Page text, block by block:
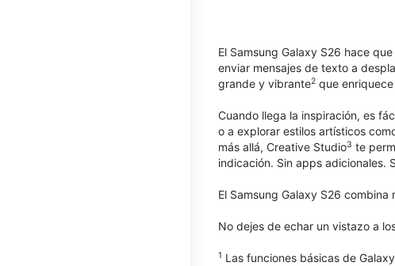
El Samsung Galaxy S26 hace
enviar mensajes de texto a
grande y vibrante2 que
Cuando llega la inspiración, es
o a explorar estilos artísticos
más allá, Creative Studio3 te
indicación. Sin apps adicionales.
El Samsung Galaxy S26
No dejes de echar un vistazo a
1 Las funciones básicas de